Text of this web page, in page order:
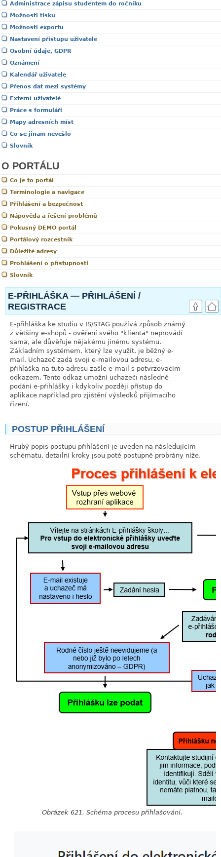
Administrace zápisu studentem do ročníku
Možnosti tisku
Možnosti exportu
Nastavení přístupu uživatele
Osobní údaje, GDPR
Oznámení
Kalendář uživatele
Přenos dat mezi systémy
Externí uživatelé
Práce s formuláři
Mapy adresních míst
Co se jinam nevešlo
Slovník
O PORTÁLU
Co je to portál
Terminologie a navigace
Přihlášení a bezpečnost
Nápověda a řešení problémů
Pokusný DEMO portál
Portálový rozcestník
Důležité adresy
Prohlášení o přístupnosti
Slovník
E-PŘIHLÁŠKA — PŘIHLÁŠENÍ /
REGISTRACE
E-přihláška ke studiu v IS/STAG používá způsob známý
z většiny e-shopů - ověření svého "klienta" neprovádí
sama, ale důvěřuje nějakému jinému systému.
Základním systémem, který lze využít, je běžný e-
mail. Uchazeč zadá svoji e-mailovou adresu, e-
přihláška na tuto adresu zašle e-mail s potvrzovacím
odkazem. Tento odkaz umožní uchazeči následně
podání e-přihlášky i kdykoliv později přístup do
aplikace například pro zjištění výsledků přijímacího
řízení.
POSTUP PŘIHLÁŠENÍ
Hrubý popis postupu přihlášení je uveden na následujícím
schématu, detailní kroky jsou poté postupně probrány níže.
Obrázek 621. Schéma procesu přihlašování.